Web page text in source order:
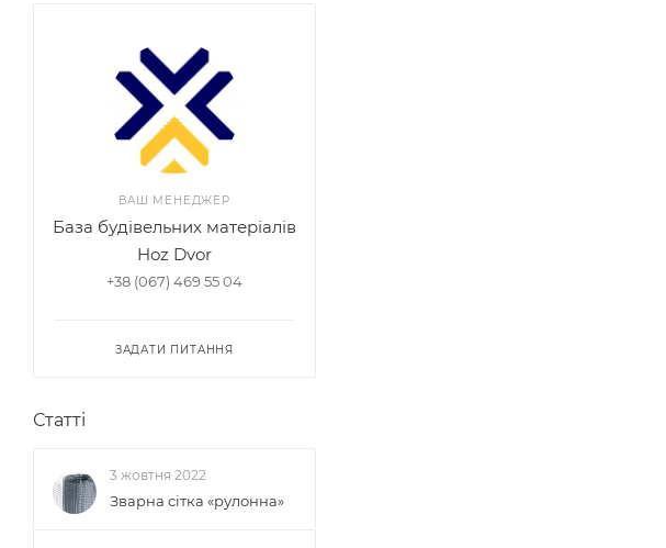
ВАШ МЕНЕДЖЕР
База будівельних матеріалів
Hoz Dvor
+38 (067) 469 55 04
ЗАДАТИ ПИТАННЯ
Статті
3 жовтня 2022
Зварна сітка «рулонна»